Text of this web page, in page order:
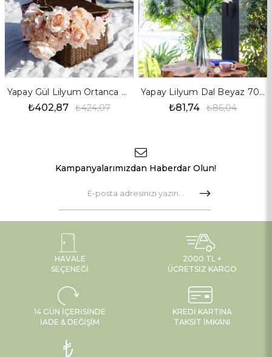
Yapay Gül Lilyum Ortanca Demet Somon
₺402,87 ₺424,07
Yapay Lilyum Dal Beyaz 70 cm
₺81,74 ₺86,04
Kampanyalarımızdan Haberdar Olun!
HAVALE
SEÇENEĞI
2000 TL +
ÜCRETSIZ KARGO
14 GÜN İÇERISINDE
İADE & DEĞIŞIM
KREDI KARTINA
TAKSIT İMKANI